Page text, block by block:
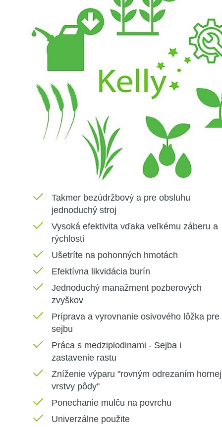
Takmer bezúdržbový a pre obsluhu
jednoduchý stroj
Vysoká efektivita vďaka veľkému záberu a
rýchlosti
Ušetríte na pohonných hmotách
Efektívna likvidácia burín
Jednoduchý manažment pozberových
zvyškov
Príprava a vyrovnanie osivového lôžka pre
sejbu
Práca s medziplodinami - Sejba i
zastavenie rastu
Zníženie výparu "rovným odrezaním hornej
vrstvy pôdy"
Ponechanie mulču na povrchu
Univerzálne použite